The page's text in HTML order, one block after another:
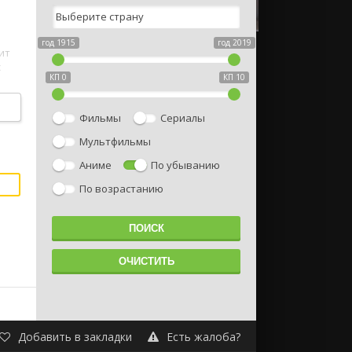
год 1915 год 2019
КП 0 КП 10
Фильмы
Сериалы
Мультфильмы
Аниме
По убыванию
По возрастанию
Добавить в закладки Есть жалоба?